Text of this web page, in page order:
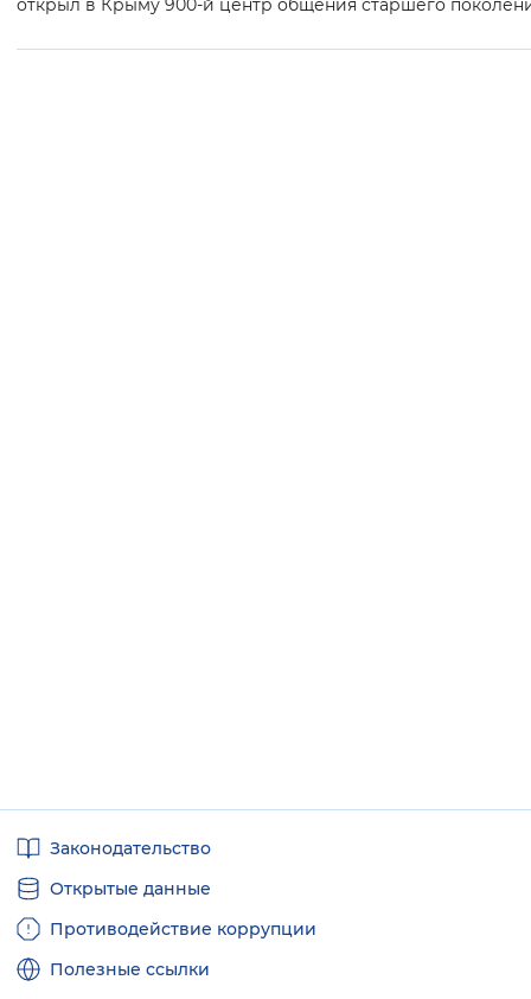
открыл в Крыму 900-й центр общения старшего
ссылкиЗаконодательство
Открытые данные
Противодействие коррупции
Полезные ссылки